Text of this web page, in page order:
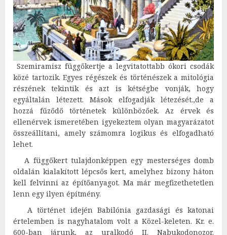
Szemiramisz függőkertje a legvitatottabb ókori csodák
közé tartozik. Egyes régészek és történészek a mitológia
részének tekintik és azt is kétségbe vonják, hogy
egyáltalán létezett. Mások elfogadják létezését.,de a
hozzá fűződő történetek különbözőek. Az érvek és
ellenérvek ismeretében igyekeztem olyan magyarázatot
összeállítani, amely számomra logikus és elfogadható
lehet.
A függőkert tulajdonképpen egy mesterséges domb
oldalán kialakított lépcsős kert, amelyhez bizony háton
kell felvinni az építőanyagot. Ma már megfizethetetlen
lenn egy ilyen építmény.
A történet idején Babilónia gazdasági és katonai
értelemben is nagyhatalom volt a Közel-keleten. Kr. e.
600-ban járunk, az uralkodó II. Nabukodonozor.